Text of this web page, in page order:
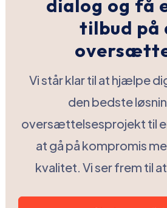
tilbud på
Vi står klar til at hjælpe
den bedste
oversættelsesprojekt til
at gå på kompromis
kvalitet. Vi ser frem til